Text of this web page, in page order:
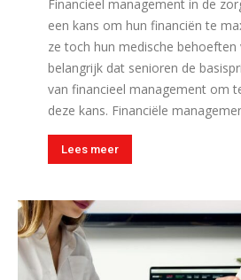
Financieel management in de
een kans om hun financiën te
ze toch hun medische behoeften
belangrijk dat senioren de
van financieel management om
deze kans. Financiële
Lees meer